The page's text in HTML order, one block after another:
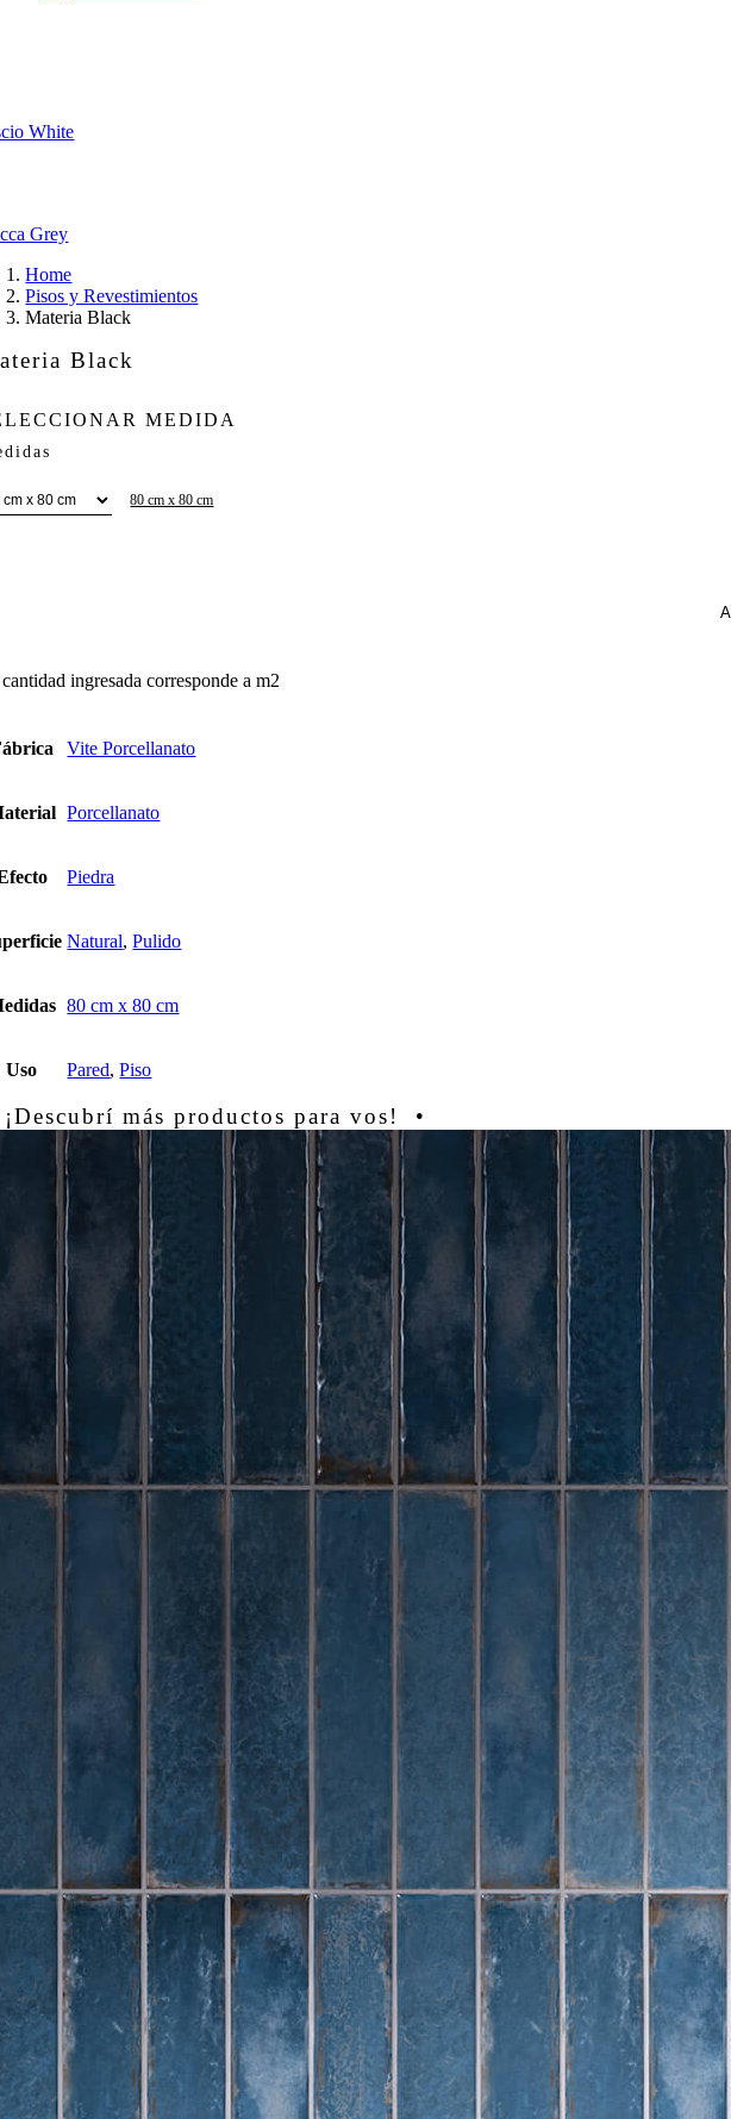
White
Grey
Home
Pisos y Revestimientos
Materia Black
Black
MEDIDA
80 cm x 80 cm
ingresada corresponde a m2
Vite Porcellanato
Porcellanato
Piedra
Natural,Pulido
80 cm x 80 cm
Uso Pared,Piso
más productos para vos! •